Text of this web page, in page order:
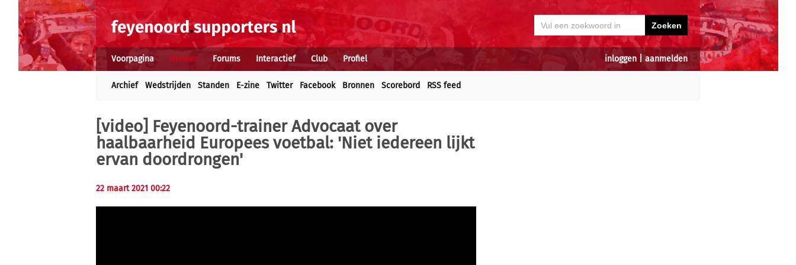
inloggen aanmelden
Voorpagina Nieuws Forums Interactief Club Profiel
Archief Wedstrijden Standen E-zine Twitter Facebook Bronnen Scorebord RSS feed
[video] Feyenoord-trainer Advocaat over
haalbaarheid Europees voetbal: 'Niet iedereen lijkt
ervan doordrongen'
22 maart 2021 00:22